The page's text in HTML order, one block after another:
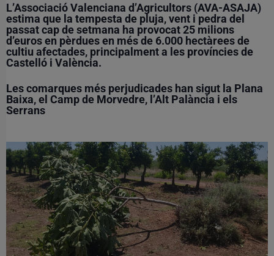
L’Associació Valenciana d’Agricultors (AVA-ASAJA)
estima que la tempesta de pluja, vent i pedra del
passat cap de setmana ha provocat 25 milions
d’euros en pèrdues en més de 6.000 hectàrees de
cultiu afectades, principalment a les províncies de
Castelló i València.
Les comarques més perjudicades han sigut la Plana
Baixa, el Camp de Morvedre, l’Alt Palància i els
Serrans